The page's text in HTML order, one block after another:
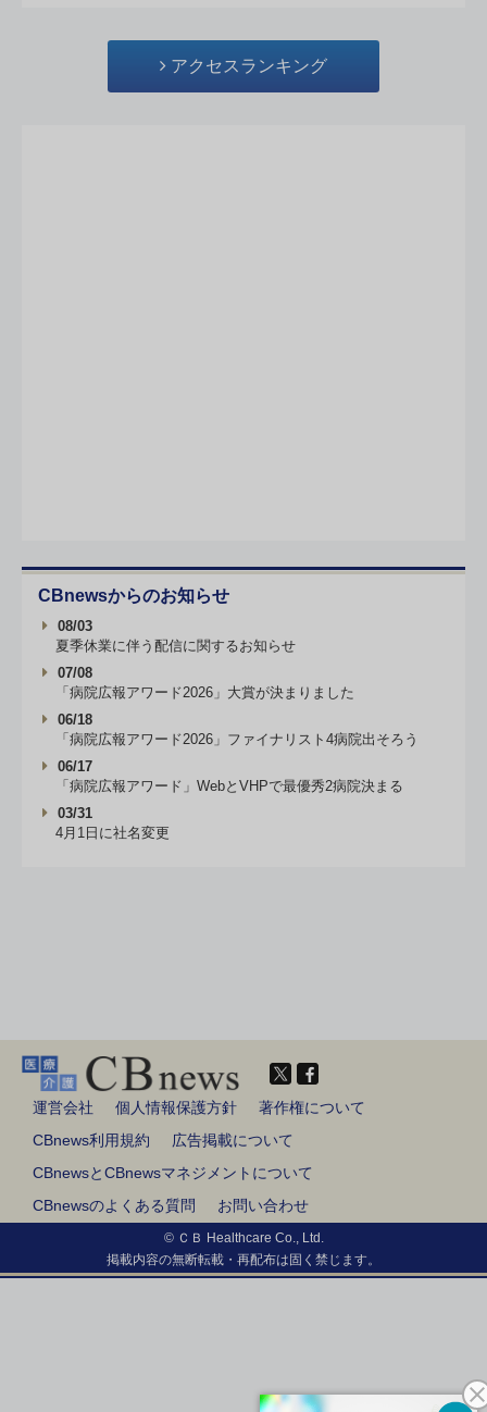
アクセスランキング
CBnewsからのお知らせ
08/03
夏季休業に伴う配信に関するお知らせ
07/08
「病院広報アワード2026」大賞が決まりました
06/18
「病院広報アワード2026」ファイナリスト4病院出そろう
06/17
「病院広報アワード」WebとVHPで最優秀2病院決まる
03/31
4月1日に社名変更
運営会社 個人情報保護方針
著作権について
CBnews利用規約
広告掲載について
CBnewsとCBnewsマネジメントについて
CBnewsのよくある質問
お問い合わせ
© ＣＢ Healthcare Co., Ltd.
掲載内容の無断転載・再配布は固く禁じます。